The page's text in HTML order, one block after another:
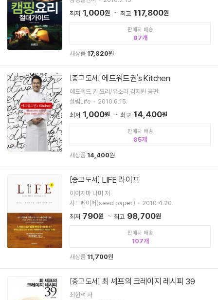
최저 1,000원 최고 117,800원
판매자 배송
87
새상품 17,820원
[중고 도서] 에드워드권's Kitchen
에드워드 권 요리/유소라,김지원 공편
살림Life
2010.6.15.
최저 1,000원 최고 14,400원
판매자 배송
85
새상품 14,400원
[중고 도서] LIFE 라이프
이이지마 나미 저
시드페이퍼(seed paper)
2010.4.20.
최저 790원 최고 98,700원
판매자 배송
107
새상품 11,700원
[중고 도서] 최 셰프의 크레이지 레시피 39
최현석 저